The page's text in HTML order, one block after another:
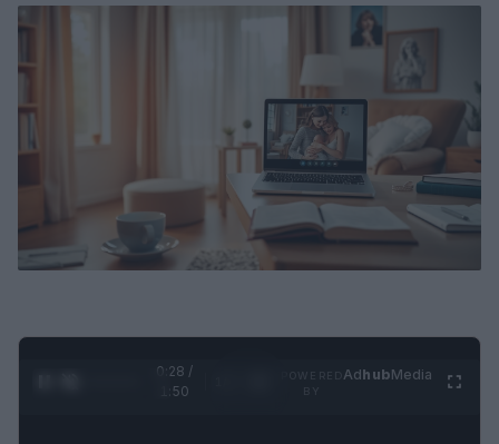
0:28 /
1:50
AdhubMedia